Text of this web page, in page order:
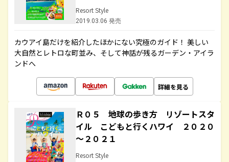
Resort Style
2019.03.06 発売
カウアイ島だけを紹介したほかにない究極のガイド！ 美しい
大自然とレトロな町並み、そして神話が残るガーデン・アイラ
ンドへ
詳細を見る
Ｒ０５ 地球の歩き方 リゾートスタ
イル こどもと行くハワイ ２０２０
～２０２１
Resort Style